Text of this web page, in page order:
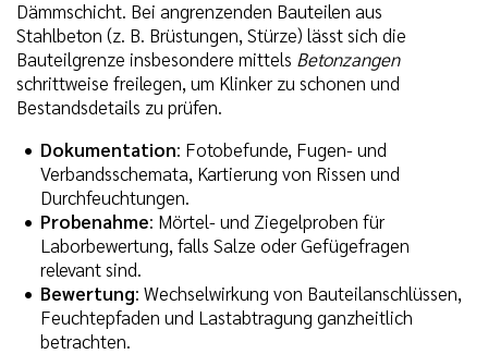
Dämmschicht. Bei angrenzenden Bauteilen aus
Stahlbeton (z. B. Brüstungen, Stürze) lässt sich die
Bauteilgrenze insbesondere mittels Betonzangen
schrittweise freilegen, um Klinker zu schonen und
Bestandsdetails zu prüfen.
Dokumentation: Fotobefunde, Fugen- und
Verbandsschemata, Kartierung von Rissen und
Durchfeuchtungen.
Probenahme: Mörtel- und Ziegelproben für
Laborbewertung, falls Salze oder Gefügefragen
relevant sind.
Bewertung: Wechselwirkung von Bauteilanschlüssen,
Feuchtepfaden und Lastabtragung ganzheitlich
betrachten.